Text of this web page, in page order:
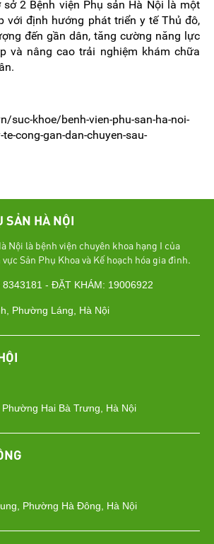
2 Bệnh viện Phụ sản Hà Nội là một
với định hướng phát triển y tế Thủ đô,
đến gần dân, tăng cường năng lực
và nâng cao trải nghiệm khám chữa
suc-khoe/benh-vien-phu-san-ha-noi-
te-cong-gan-dan-chuyen-sau-
SẢN HÀ NỘI
Nội là bệnh viện chuyên khoa hạng I của
Sản Phụ Khoa và Kế hoạch hóa gia đình.
- ĐẶT KHÁM: 19006922
Phường Láng, Hà Nội
Hai Bà Trưng, Hà Nội
Phường Hà Đông, Hà Nội